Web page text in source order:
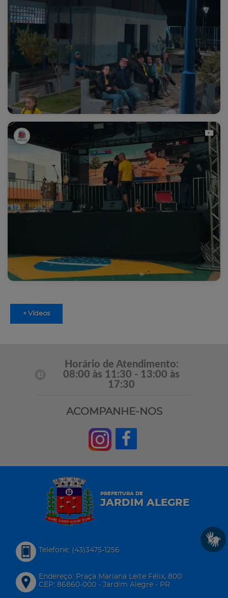
+ Vídeos
Horário de Atendimento:
08:00 às 11:30 - 13:00 às
17:30
ACOMPANHE-NOS
PREFEITURA DE
JARDIM ALEGRE
Telefone: (43)3475-1256
Endereço: Praça Mariana Leite Félix, 800
CEP: 86860-000 - Jardim Alegre - PR